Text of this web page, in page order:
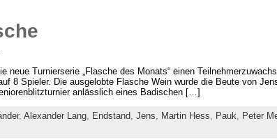
neue Turnierserie „Flasche des Monats“ einen
8 Spieler. Die ausgelobte Flasche Wein wurde die Beute von
anlässlich eines Badischen […]
, Alexander Lang, Endstand, Jens, Martin Hess, Pauk, Peter